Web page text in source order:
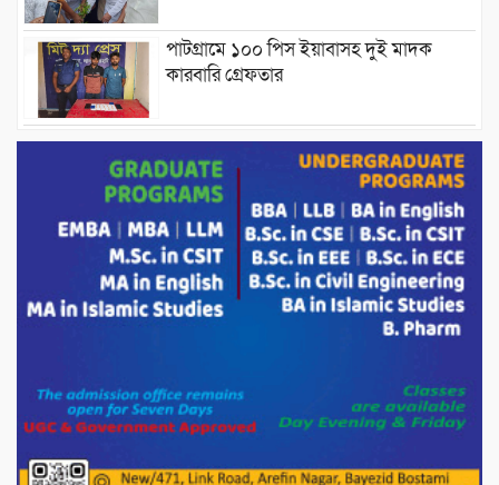
পাটগ্রামে ১০০ পিস ইয়াবাসহ দুই মাদক
কারবারি গ্রেফতার
ড্যাবের ৩৭তম প্রতিষ্ঠাবার্ষিকীতে প্রধানমন্ত্রী
তারেক রহমান।
চন্দনাইশের হাশিমপুর ৪ নং ওয়ার্ডে ৫’শতাধিক
হতদরিদ্র পরিবারের মাঝে খাদ্যসামগ্রী বিতরণ
করেন মনজুর মোরশেদ
পরিবেশ রক্ষায় পাটগ্রামে ইহসান ইয়ুথ
মিরপুর-১১ নম্বরে দুর্বৃত্তদের গুলিতে বিএনপি
নেতা গুরুতর আহত